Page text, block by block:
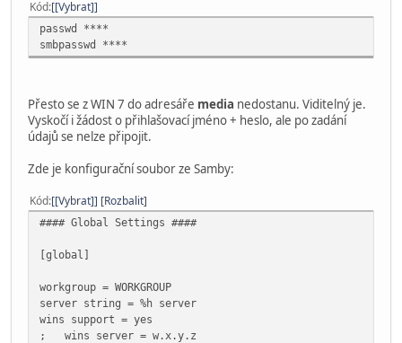
Kód [Vybrat]
passwd ****
smbpasswd ****
Přesto se z WIN 7 do adresáře media nedostanu. Viditelný je.
Vyskočí i žádost o přihlašovací jméno + heslo, ale po zadání
údajů se nelze připojit.
Zde je konfigurační soubor ze Samby:
Kód [Vybrat] Rozbalit
#### Global Settings ####
[global]
workgroup = WORKGROUP
server string = %h server
wins support = yes
; wins server = w.x.y.z